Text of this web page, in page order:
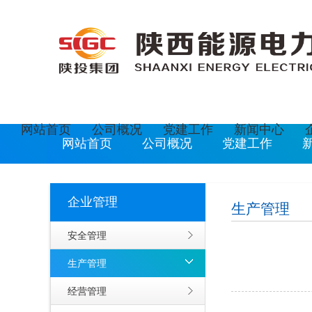
网站首页 公司概况 党建工作 新闻中心
网站首页
公司概况 党建工作
企业管理
安全管理
生产管理
经营管理
生产管理